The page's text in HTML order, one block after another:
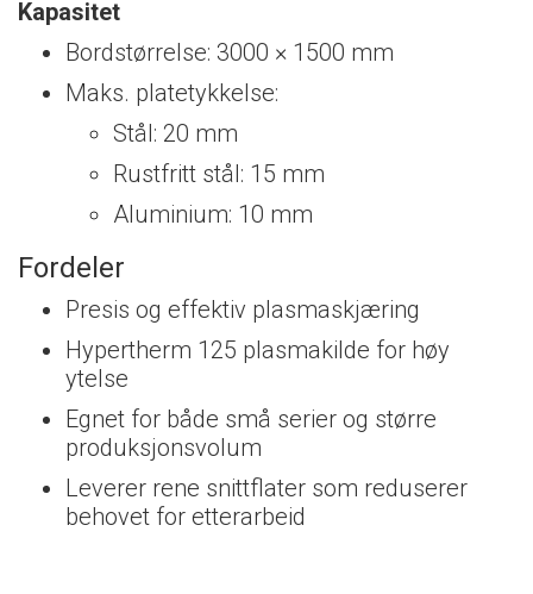
Kapasitet
Bordstørrelse: 3000 × 1500 mm
Maks. platetykkelse:
Stål: 20 mm
Rustfritt stål: 15 mm
Aluminium: 10 mm
Fordeler
Presis og effektiv plasmaskjæring
Hypertherm 125 plasmakilde for høy
ytelse
Egnet for både små serier og større
produksjonsvolum
Leverer rene snittflater som reduserer
behovet for etterarbeid